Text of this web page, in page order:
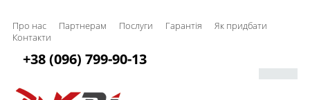
Про нас Партнерам Послуги Гарантія
Як придбати
Контакти
+38 (096) 799-90-13